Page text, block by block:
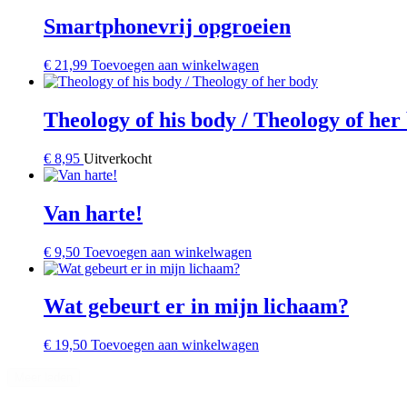
Smartphonevrij opgroeien
€ 21,99 Toevoegen aan winkelwagen
Theology of his body / Theology of her
€ 8,95 Uitverkocht
Van harte!
€ 9,50 Toevoegen aan winkelwagen
Wat gebeurt er in mijn lichaam?
€ 19,50 Toevoegen aan winkelwagen